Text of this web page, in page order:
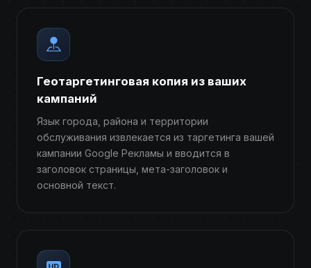
Геотаргетинговая копия из ваших
кампаний
Язык города, района и территории
обслуживания извлекается из таргетинга вашей
кампании Google Рекламы и вводится в
заголовок страницы, мета-заголовок и
основной текст.